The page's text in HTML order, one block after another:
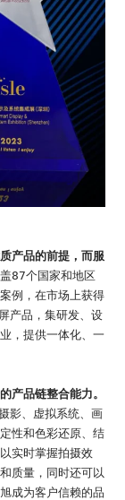
产品的前提，而服
87个国家和地区
例，在市场上获得
产品，集研发、设
，提供一体化、一
产品链整合能力。
影、虚拟系统、画
性和色彩还原、结
实时掌握拍摄效
质量，同时还可以
成为客户信赖的品